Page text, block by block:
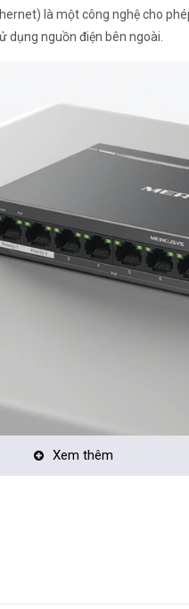
là một công nghệ cho
dụng nguồn điện bên ngoài.
tiêu chuẩn, cho phép cấp
Xem thêm